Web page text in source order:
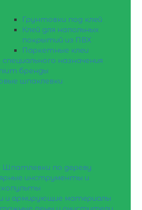
Грунтовки под клей
Клей для напольных
покрытий из ПВХ
Паркетные клеи
специального назначения
бренды
шпаклевки
Шпатлевки по дереву
инструменты и
и армирующие материалы